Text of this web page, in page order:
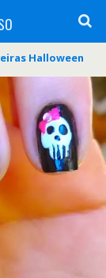
Halloween